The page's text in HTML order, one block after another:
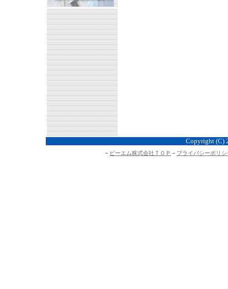
Copyright (C)
－ ビーエム株式会社ＴＯＰ － プライバシーポリシ